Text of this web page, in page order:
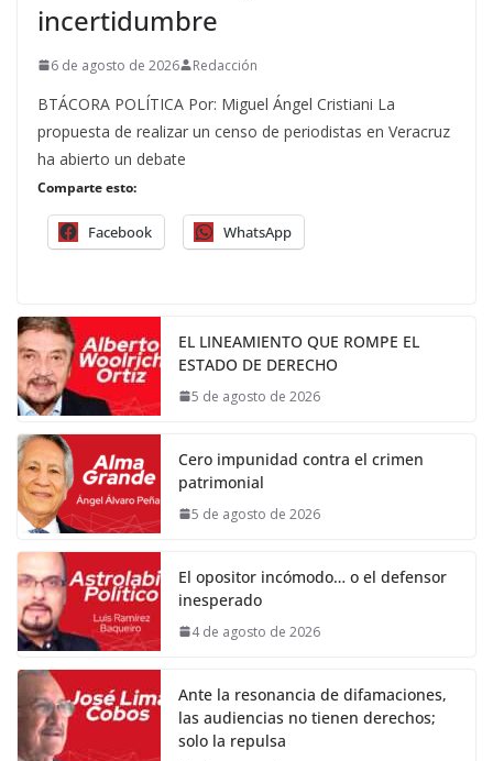
incertidumbre
6 de agosto de 2026 Redacción
BTÁCORA POLÍTICA Por: Miguel Ángel Cristiani La
propuesta de realizar un censo de periodistas en Veracruz
ha abierto un debate
Comparte esto:
Facebook WhatsApp
EL LINEAMIENTO QUE ROMPE EL
ESTADO DE DERECHO
5 de agosto de 2026
Cero impunidad contra el crimen
patrimonial
5 de agosto de 2026
El opositor incómodo… o el defensor
inesperado
4 de agosto de 2026
Ante la resonancia de difamaciones,
las audiencias no tienen derechos;
solo la repulsa